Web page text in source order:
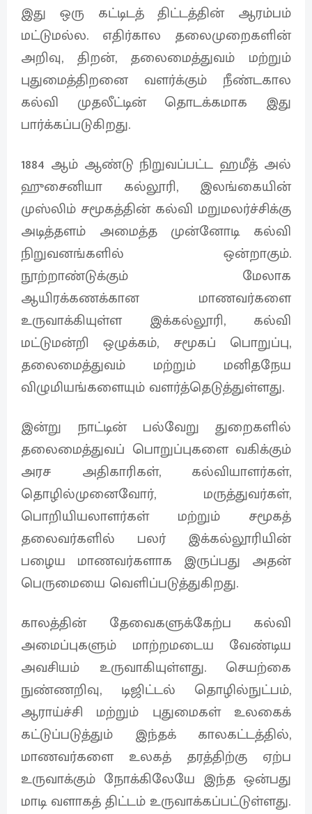
இது ஒரு கட்டிடத் திட்டத்தின் ஆரம்பம்
மட்டுமல்ல. எதிர்கால தலைமுறைகளின்
அறிவு, திறன், தலைமைத்துவம் மற்றும்
புதுமைத்திறனை வளர்க்கும் நீண்டகால
கல்வி முதலீட்டின் தொடக்கமாக இது
பார்க்கப்படுகிறது.
1884 ஆம் ஆண்டு நிறுவப்பட்ட ஹமீத் அல்
ஹுசைனியா கல்லூரி, இலங்கையின்
முஸ்லிம் சமூகத்தின் கல்வி மறுமலர்ச்சிக்கு
அடித்தளம் அமைத்த முன்னோடி கல்வி
நிறுவனங்களில் ஒன்றாகும்.
நூற்றாண்டுக்கும் மேலாக
ஆயிரக்கணக்கான மாணவர்களை
உருவாக்கியுள்ள இக்கல்லூரி, கல்வி
மட்டுமன்றி ஒழுக்கம், சமூகப் பொறுப்பு,
தலைமைத்துவம் மற்றும் மனிதநேய
விழுமியங்களையும் வளர்த்தெடுத்துள்ளது.
இன்று நாட்டின் பல்வேறு துறைகளில்
தலைமைத்துவப் பொறுப்புகளை வகிக்கும்
அரச அதிகாரிகள், கல்வியாளர்கள்,
தொழில்முனைவோர், மருத்துவர்கள்,
பொறியியலாளர்கள் மற்றும் சமூகத்
தலைவர்களில் பலர் இக்கல்லூரியின்
பழைய மாணவர்களாக இருப்பது அதன்
பெருமையை வெளிப்படுத்துகிறது.
காலத்தின் தேவைகளுக்கேற்ப கல்வி
அமைப்புகளும் மாற்றமடைய வேண்டிய
அவசியம் உருவாகியுள்ளது. செயற்கை
நுண்ணறிவு, டிஜிட்டல் தொழில்நுட்பம்,
ஆராய்ச்சி மற்றும் புதுமைகள் உலகைக்
கட்டுப்படுத்தும் இந்தக் காலகட்டத்தில்,
மாணவர்களை உலகத் தரத்திற்கு ஏற்ப
உருவாக்கும் நோக்கிலேயே இந்த ஒன்பது
மாடி வளாகத் திட்டம் உருவாக்கப்பட்டுள்ளது.